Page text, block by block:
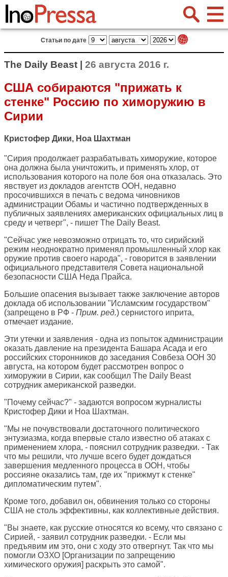
Статьи по дате
The Daily Beast | 26 августа 2016 г.
США собираются "прижать к
стенке" Россию по химоружию в
Сирии
Кристофер Дики, Ноа Шахтман
"Сирия продолжает разрабатывать химоружие, которое
она должна была уничтожить, и применять хлор, от
использования которого на поле боя она отказалась. Это
явствует из докладов агентств ООН, недавно
просочившихся в печать с ведома чиновников
администрации Обамы и частично подтвержденных в
публичных заявлениях американских официальных лиц в
среду и четверг", - пишет The Daily Beast.
"Сейчас уже невозможно отрицать то, что сирийский
режим неоднократно применял промышленный хлор как
оружие против своего народа", - говорится в заявлении
официального представителя Совета национальной
безопасности США Неда Прайса.
Большие опасения вызывает также заключение авторов
доклада об использовании "Исламским государством"
(запрещено в РФ - Прим. ред.) сернистого иприта,
отмечает издание.
Эти утечки и заявления - одна из попыток администрации
оказать давление на президента Башара Асада и его
российских сторонников до заседания Совбеза ООН 30
августа, на котором будет рассмотрен вопрос о
химоружии в Сирии, как сообщил The Daily Beast
сотрудник американской разведки.
"Почему сейчас?" - задаются вопросом журналисты
Кристофер Дики и Ноа Шахтман.
"Мы не почувствовали достаточного политического
энтузиазма, когда впервые стало известно об атаках с
применением хлора, - пояснил сотрудник разведки. - Так
что мы решили, что лучше всего будет дождаться
завершения медленного процесса в ООН, чтобы
россияне оказались там, где их "прижмут к стенке"
дипломатическим путем".
Кроме того, добавил он, обвинения только со стороны
США не столь эффективны, как коллективные действия.
"Вы знаете, как русские относятся ко всему, что связано с
Сирией, - заявил сотрудник разведки. - Если мы
предъявим им это, они с ходу это отвергнут. Так что мы
помогли ОЗХО [Организации по запрещению
химического оружия] раскрыть это самой".